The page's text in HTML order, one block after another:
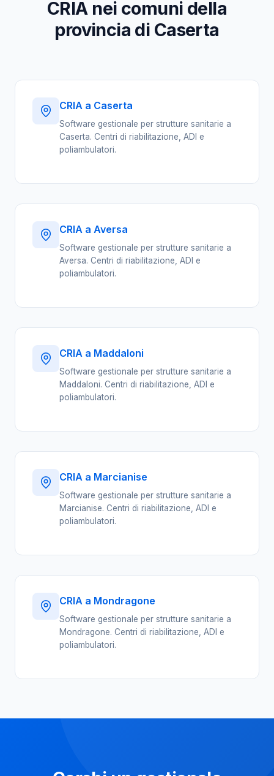
CRIA nei comuni della
provincia di Caserta
CRIA a Caserta
Software gestionale per strutture sanitarie a
Caserta. Centri di riabilitazione, ADI e
poliambulatori.
CRIA a Aversa
Software gestionale per strutture sanitarie a
Aversa. Centri di riabilitazione, ADI e
poliambulatori.
CRIA a Maddaloni
Software gestionale per strutture sanitarie a
Maddaloni. Centri di riabilitazione, ADI e
poliambulatori.
CRIA a Marcianise
Software gestionale per strutture sanitarie a
Marcianise. Centri di riabilitazione, ADI e
poliambulatori.
CRIA a Mondragone
Software gestionale per strutture sanitarie a
Mondragone. Centri di riabilitazione, ADI e
poliambulatori.